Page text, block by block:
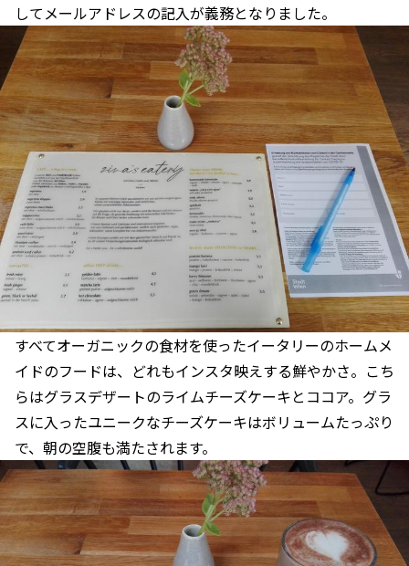
してメールアドレスの記入が義務となりました。
すべてオーガニックの食材を使ったイータリーのホームメ
イドのフードは、どれもインスタ映えする鮮やかさ。こち
らはグラスデザートのライムチーズケーキとココア。グラ
スに入ったユニークなチーズケーキはボリュームたっぷり
で、朝の空腹も満たされます。